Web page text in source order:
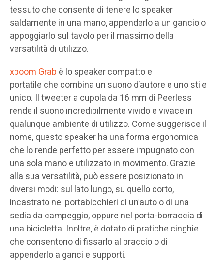
tessuto che consente di tenere lo speaker
saldamente in una mano, appenderlo a un gancio o
appoggiarlo sul tavolo per il massimo della
versatilità di utilizzo.
xboom Grab è lo speaker compatto e
portatile che combina un suono d’autore e uno stile
unico. Il tweeter a cupola da 16 mm di Peerless
rende il suono incredibilmente vivido e vivace in
qualunque ambiente di utilizzo. Come suggerisce il
nome, questo speaker ha una forma ergonomica
che lo rende perfetto per essere impugnato con
una sola mano e utilizzato in movimento. Grazie
alla sua versatilità, può essere posizionato in
diversi modi: sul lato lungo, su quello corto,
incastrato nel portabicchieri di un’auto o di una
sedia da campeggio, oppure nel porta-borraccia di
una bicicletta. Inoltre, è dotato di pratiche cinghie
che consentono di fissarlo al braccio o di
appenderlo a ganci e supporti.